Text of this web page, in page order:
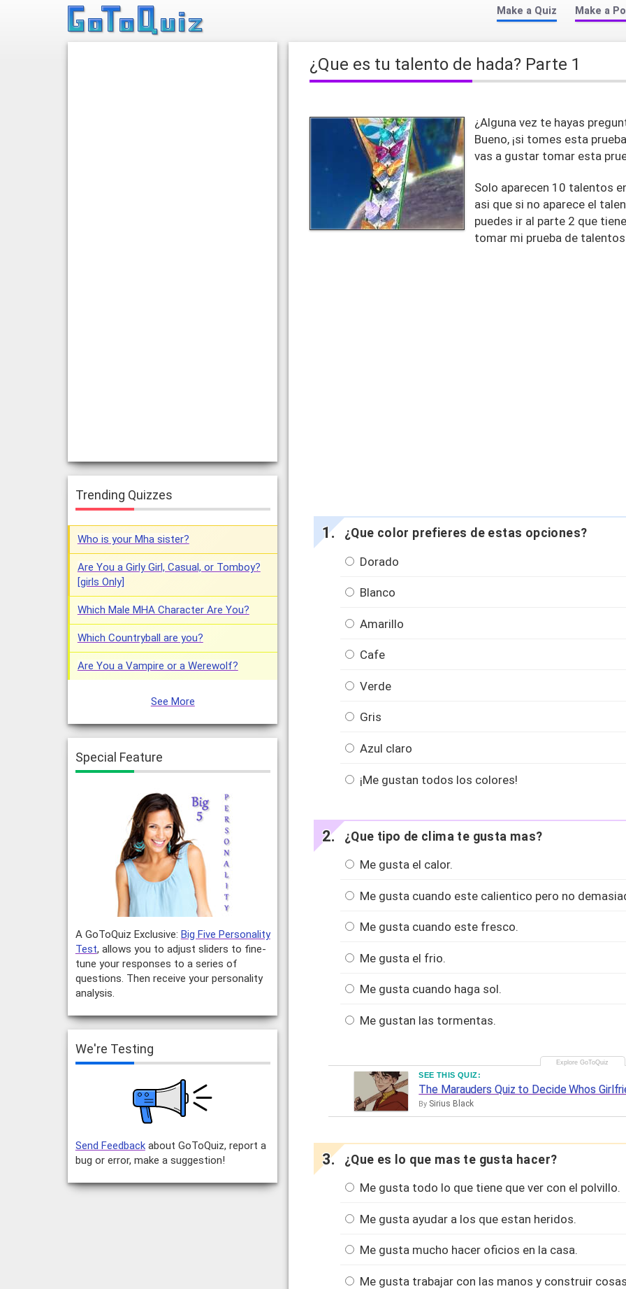
Make a Quiz Make a
¿Que es tu talento de hada? Parte 1
¿Alguna vez te hayas
Bueno, ¡si tomes esta
vas a gustar tomar esta
Solo aparecen 10 talentos
asi que si no aparece el
puedes ir al parte 2 que
tomar mi prueba de
¿Que color prefieres de estas opciones?
Dorado
Blanco
Amarillo
Cafe
Verde
Gris
Azul claro
¡Me gustan todos los colores!
¿Que tipo de clima te gusta mas?
Me gusta el calor.
Me gusta cuando este calientico pero no
Me gusta cuando este fresco.
Me gusta el frio.
Me gusta cuando haga sol.
Me gustan las tormentas.
SEE THIS QUIZ:
The Marauders Quiz to Decide Whos
By Sirius Black
¿Que es lo que mas te gusta hacer?
Me gusta todo lo que tiene que ver con el polvillo.
Me gusta ayudar a los que estan heridos.
Me gusta mucho hacer oficios en la casa.
Me gusta trabajar con las manos y construir
Trending Quizzes
Who is your Mha sister?
Are You a Girly Girl, Casual, or Tomboy?
[girls Only]
Which Male MHA Character Are You?
Which Countryball are you?
Are You a Vampire or a Werewolf?
See More
Special Feature
A GoToQuiz Exclusive: Big Five Personality
Test, allows you to adjust sliders to fine-
tune your responses to a series of
questions. Then receive your personality
analysis.
We're Testing
Send Feedbackabout GoToQuiz, report a
bug or error, make a suggestion!